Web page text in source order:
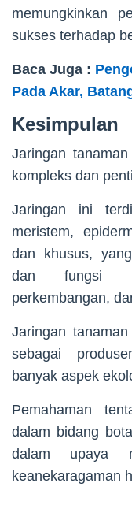
memungkinkan
sukses terhadap
Baca Juga :
Pada Akar,
Kesimpulan
Jaringan
kompleks dan
Jaringan ini
meristem,
dan khusus,
dan fungsi
perkembangan,
Jaringan
sebagai
banyak aspek
Pemahaman
dalam bidang
dalam upaya
keanekaragaman